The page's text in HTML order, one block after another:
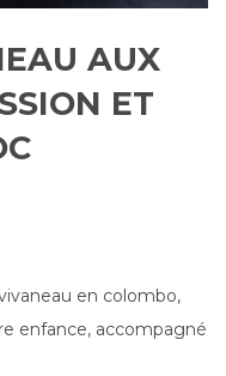
AUX
ET
en colombo,
enfance, accompagné